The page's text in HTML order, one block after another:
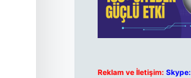
Reklam ve İletişim: Skype: